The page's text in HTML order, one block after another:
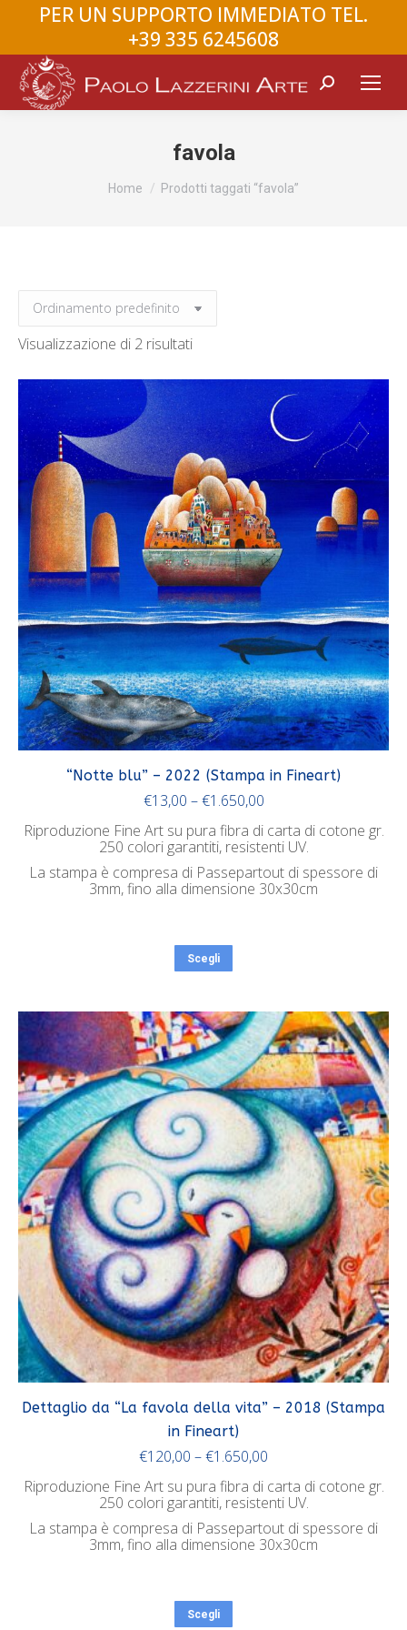
PER UN SUPPORTO IMMEDIATO TEL.
+39 335 6245608
Search:
favola
Home Prodotti taggati “favola”
Visualizzazione di 2 risultati
“Notte blu” – 2022 (Stampa in Fineart)
€13,00 –€1.650,00
Riproduzione Fine Art su pura fibra di carta di cotone gr.
250 colori garantiti, resistenti UV.
La stampa è compresa di Passepartout di spessore di
3mm, fino alla dimensione 30x30cm
Scegli
Dettaglio da “La favola della vita” – 2018 (Stampa
in Fineart)
€120,00 –€1.650,00
Riproduzione Fine Art su pura fibra di carta di cotone gr.
250 colori garantiti, resistenti UV.
La stampa è compresa di Passepartout di spessore di
3mm, fino alla dimensione 30x30cm
Scegli